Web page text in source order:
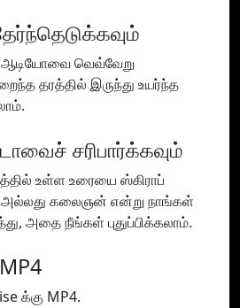
வெவ்வேறு
தரத்தில் இருந்து உயர்ந்த
சரிபார்க்கவும்
உள்ள உரையை ஸ்கிராப்
அல்லது கலைஞன் என்று நாங்கள்
அதை நீங்கள் புதுப்பிக்கலாம்.
க்கு MP4.